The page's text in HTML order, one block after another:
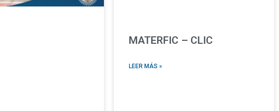
MATERFIC – CLIC
LEER MÁS »